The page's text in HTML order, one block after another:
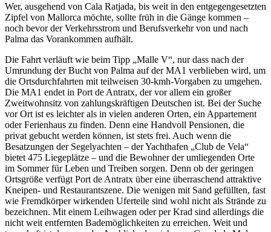
Wer, ausgehend von Cala Ratjada, bis weit in den entgegengesetzten
Zipfel von Mallorca möchte, sollte früh in die Gänge kommen –
noch bevor der Verkehrsstrom und Berufsverkehr von und nach
Palma das Vorankommen aufhält.
Die Fahrt verläuft wie beim Tipp „Malle V“, nur dass nach der
Umrundung der Bucht von Palma auf der MA1 verblieben wird, um
die Ortsdurchfahrten mit teilweisen 30-kmh-Vorgaben zu umgehen.
Die MA1 endet in Port de Antratx, der vor allem ein großer
Zweitwohnsitz von zahlungskräftigen Deutschen ist. Bei der Suche
vor Ort ist es leichter als in vielen anderen Orten, ein Appartement
oder Ferienhaus zu finden. Denn eine Handvoll Pensionen, die
privat gebucht werden können, ist stets frei. Auch wenn die
Besatzungen der Segelyachten – der Yachthafen „Club de Vela“
bietet 475 Liegeplätze – und die Bewohner der umliegenden Orte
im Sommer für Leben und Treiben sorgen. Denn ob der geringen
Ortsgröße verfügt Port de Antratx über eine überraschend attraktive
Kneipen- und Restaurantszene. Die wenigen mit Sand gefüllten, fast
wie Fremdkörper wirkenden Uferteile sind wohl nicht als Strände zu
bezeichnen. Mit einem Leihwagen oder per Krad sind allerdings die
nicht weit entfernten Bademöglichkeiten zu erreichen. Weit und